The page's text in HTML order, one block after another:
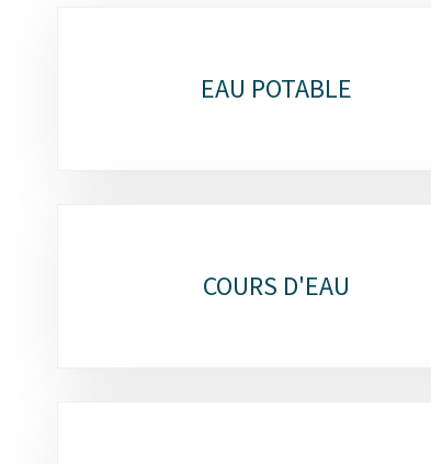
EAU POTABLE
COURS D'EAU